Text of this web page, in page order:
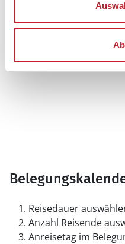
Reisedauer
Anzahl Reisende
Anreisetag im